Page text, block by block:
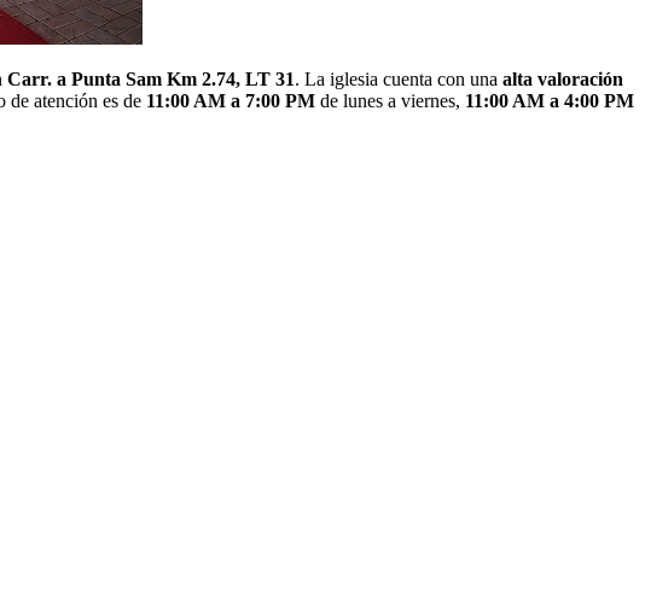
Carr. a Punta Sam Km 2.74, LT 31. La iglesia cuenta con una alta valoración
de atención es de 11:00 AM a 7:00 PM de lunes a viernes, 11:00 AM a 4:00 PM